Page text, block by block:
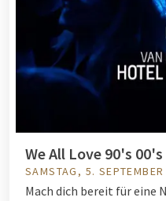
We All Love 90's
SAMSTAG, 5.
Mach dich bereit für eine